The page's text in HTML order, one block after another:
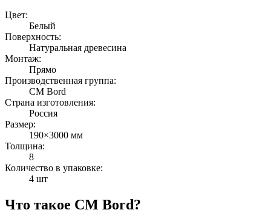
Цвет:
Белый
Поверхность:
Натуральная древесина
Монтаж:
Прямо
Производственная группа:
CM Bord
Страна изготовления:
Россия
Размер:
190×3000 мм
Толщина:
8
Количество в упаковке:
4 шт
Что такое CM Bord?